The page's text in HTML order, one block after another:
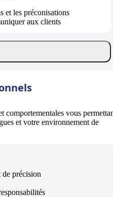
et les préconisations
aux clients
comportementales vous
et votre environnement de
de précision